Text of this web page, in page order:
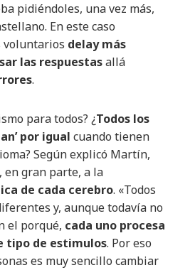
pidiéndoles, una vez más,
En este caso
voluntarios delay más
las respuestasallá
.
para todos? ¿Todos los
por igual cuando tienen
Según explicó Martín,
en gran parte, a la
de cada cerebro. «Todos
y, aunque todavía no
el porqué, cada uno procesa
tipo de estimulos. Por eso
es muy sencillo cambiar